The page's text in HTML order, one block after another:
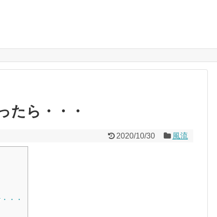
たら・・・
2020/10/30 風流
・・